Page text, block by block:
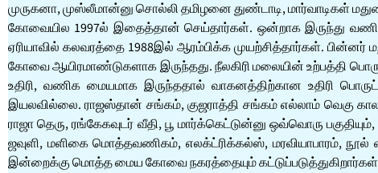
முருகனா, முஸ்லீமான்னு சொல்லி தமிழனை துண்டாடி, மார்வாடிகள்
கோவையில 1997ல் இதைத்தான் செய்தார்கள். ஒன்றாக இருந்து
ஏரியாவில் கலவரத்தை 1988இல் ஆரம்பிக்க முயற்சித்தார்கள். பின்னர்
கோவை ஆயிரமாண்டுகளாக இருந்தது. நீலகிரி மலையின் உற்பத்தி
உதிரி, வணிக மையமாக இருந்ததால் வாகனத்திற்கான உதிரி
இயலவில்லை. ராஜஸ்தான் சங்கம், குஜராத்தி சங்கம் எல்லாம் வெகு
ராஜா தெரு, ரங்கேகவுடர் வீதி, பூ மார்க்கெட்டுன்னு ஒவ்வொரு
ஜவுளி, மளிகை மொத்தவணிகம், எலக்ட்ரிக்கல்ஸ், மரவியாபாரம், நூல்
இன்றைக்கு மொத்த மைய கோவை நகரத்தையும் கட்டுப்படுத்துகிறார்கள்.